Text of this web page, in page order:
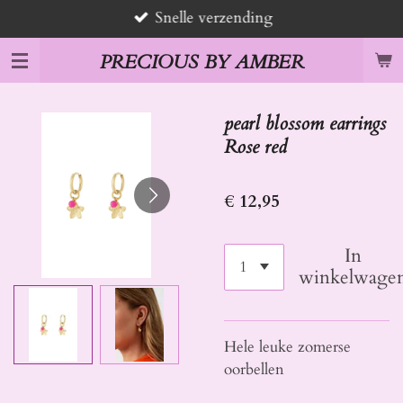
direct
naar
de
hoofdinhoud
PRECIOUS BY AMBER
Snelle verzending
pearl blossom earrings
Rose red
€ 12,95
In
Hele leuke zomerse
oorbellen